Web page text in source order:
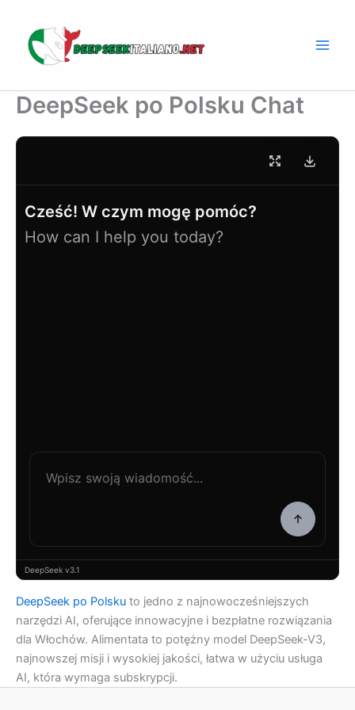
treści
DeepSeek po Polsku Chat
Cześć! W czym mogę pomóc?
How can I help you today?
DeepSeek v3.1
DeepSeek po Polsku to jedno z najnowocześniejszych
narzędzi AI, oferujące innowacyjne i bezpłatne rozwiązania
dla Włochów. Alimentata to potężny model DeepSeek-V3,
najnowszej misji i wysokiej jakości, łatwa w użyciu usługa
AI, która wymaga subskrypcji.